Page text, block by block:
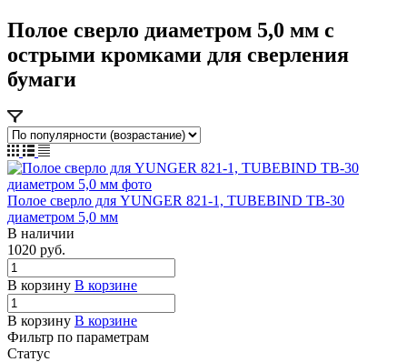
Полое сверло диаметром 5,0 мм с
острыми кромками для сверления
бумаги
Полое сверло для YUNGER 821-1, TUBEBIND TB-30
диаметром 5,0 мм
В наличии
1020 руб.
В корзину В корзине
В корзину В корзине
Фильтр по параметрам
Статус